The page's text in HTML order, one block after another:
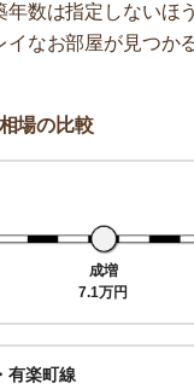
年数は指定しないほ
イなお部屋が見つか
場の比較
成増
7.1万円
有楽町線